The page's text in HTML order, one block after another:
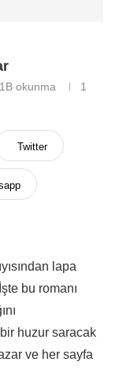
okunma
1
Twitter
lapa
bu romanı
huzur saracak
ve her sayfa